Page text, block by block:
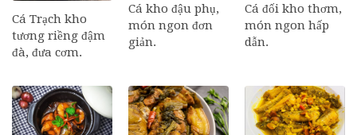
Cá Trạch kho
tương riềng đậm
đà, đưa cơm.
Cá kho đậu phụ,
món ngon đơn
giản.
Cá đối kho thơm,
món ngon hấp
dẫn.